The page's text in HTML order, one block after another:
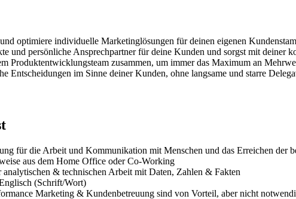
optimiere individuelle Marketinglösungen für deinen eigenen
und persönliche Ansprechpartner für deine Kunden und sorgst mit deiner
Produktentwicklungsteam zusammen, um immer das Maximum an
Entscheidungen im Sinne deiner Kunden, ohne langsame und starre
für die Arbeit und Kommunikation mit Menschen und das Erreichen der
aus dem Home Office oder Co-Working
& technischen Arbeit mit Daten, Zahlen & Fakten
(Schrift/Wort)
Marketing & Kundenbetreuung sind von Vorteil, aber nicht